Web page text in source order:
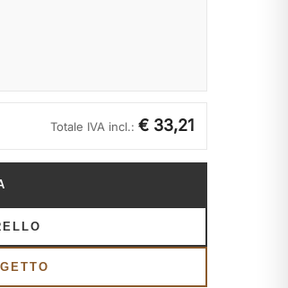
Totale IVA incl.: € 33,21